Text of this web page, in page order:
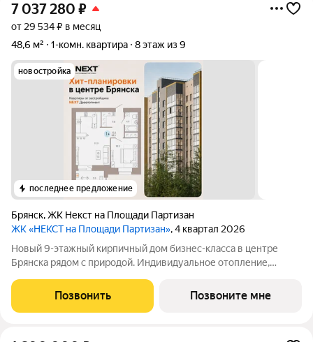
7 037 280 ₽
от 29 534 ₽ в месяц
48,6 м²
1-комн. квартира 8 этаж из 9
новостройка
последнее предложение
Брянск,ЖК Некст на Площади Партизан
ЖК «НЕКСТ на Площади Партизан», 4 квартал 2026
Новый 9-этажный кирпичный дом бизнес-класса в центре
Брянска рядом с природой. Индивидуальное отопление,
заcтpойщика без комиссии. Ипотека от 6% сeмeйная, IT подaём
заявки вo вce бaнки
Позвонить Позвоните мне